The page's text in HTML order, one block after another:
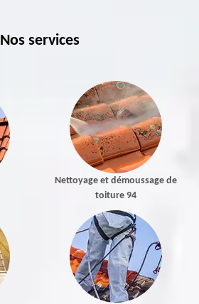
Nos services
Nettoyage et démoussage de
toiture 94